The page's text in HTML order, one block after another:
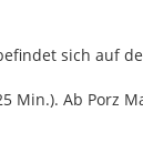
sich auf
Min.). Ab Porz